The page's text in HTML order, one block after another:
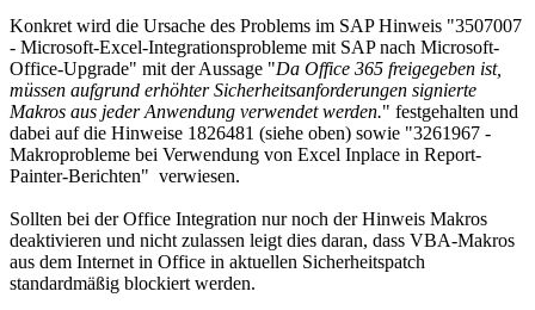
Konkret wird die Ursache des Problems im SAP Hinweis "3507007
- Microsoft-Excel-Integrationsprobleme mit SAP nach Microsoft-
Office-Upgrade" mit der Aussage "Da Office 365 freigegeben ist,
müssen aufgrund erhöhter Sicherheitsanforderungen signierte
Makros aus jeder Anwendung verwendet werden." festgehalten und
dabei auf die Hinweise 1826481 (siehe oben) sowie "3261967 -
Makroprobleme bei Verwendung von Excel Inplace in Report-
Painter-Berichten" verwiesen.
Sollten bei der Office Integration nur noch der Hinweis Makros
deaktivieren und nicht zulassen leigt dies daran, dass VBA-Makros
aus dem Internet in Office in aktuellen Sicherheitspatch
standardmäßig blockiert werden.